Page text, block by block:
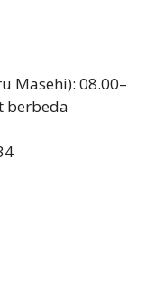
Masehi): 08.00–
berbeda